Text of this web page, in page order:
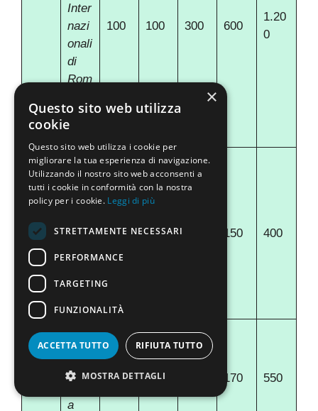
Inter
nazi
onali
di
Rom
UNI
NT
100 100 300 600
1.20
0
Liber
a
Univ
à
Ass
unta
0 150 150 400
Univ
ersit
à di
a
20 190 170 550
×
Questo sito web utilizza
cookie
Questo sito web utilizza i cookie per
migliorare la tua esperienza di navigazione.
Utilizzando il nostro sito web acconsenti a
tutti i cookie in conformità con la nostra
policy per i cookie. Leggi di più
STRETTAMENTE NECESSARI
PERFORMANCE
TARGETING
FUNZIONALITÀ
ACCETTA TUTTO RIFIUTA TUTTO
MOSTRA DETTAGLI